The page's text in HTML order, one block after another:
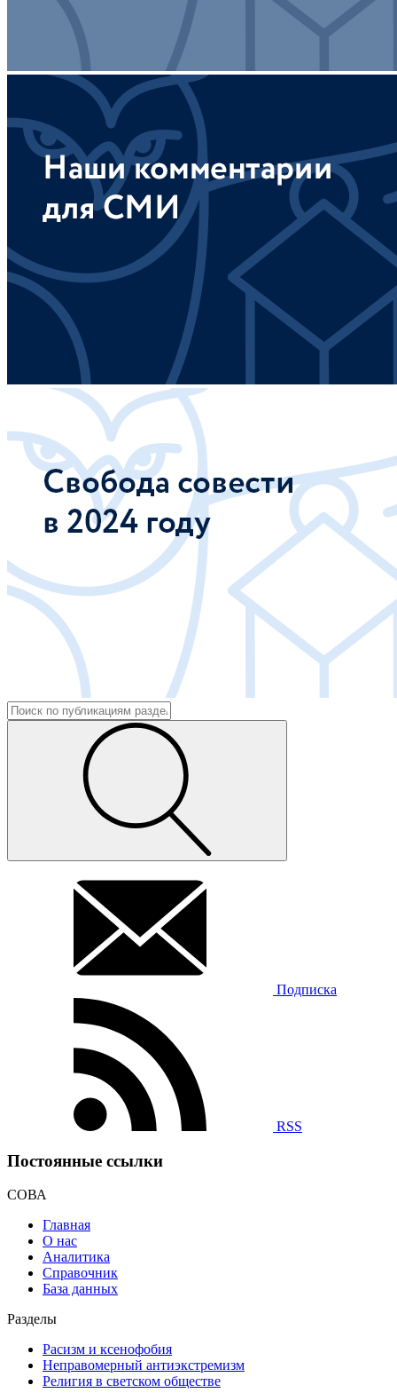
Подписка
RSS
Постоянные ссылки
СОВА
Главная
О нас
Аналитика
Справочник
База данных
Разделы
Расизм и ксенофобия
Неправомерный антиэкстремизм
Религия в светском обществе